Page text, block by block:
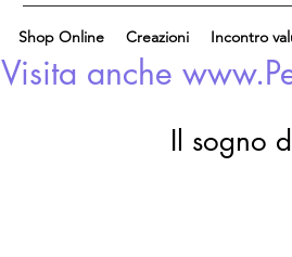
Shop Online Creazioni Incontro
Visita anche
Il sogno